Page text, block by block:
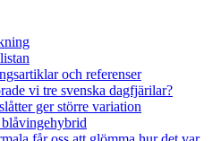
och referenser
vi tre svenska dagfjärilar?
ger större variation